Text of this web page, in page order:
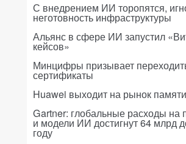
С внедрением ИИ торопятся,
неготовность инфраструктуры
Альянс в сфере ИИ запустил
кейсов»
Минцифры призывает
сертификаты
Huawei выходит на рынок
Gartner: глобальные расходы
и модели ИИ достигнут 64 млрд
году